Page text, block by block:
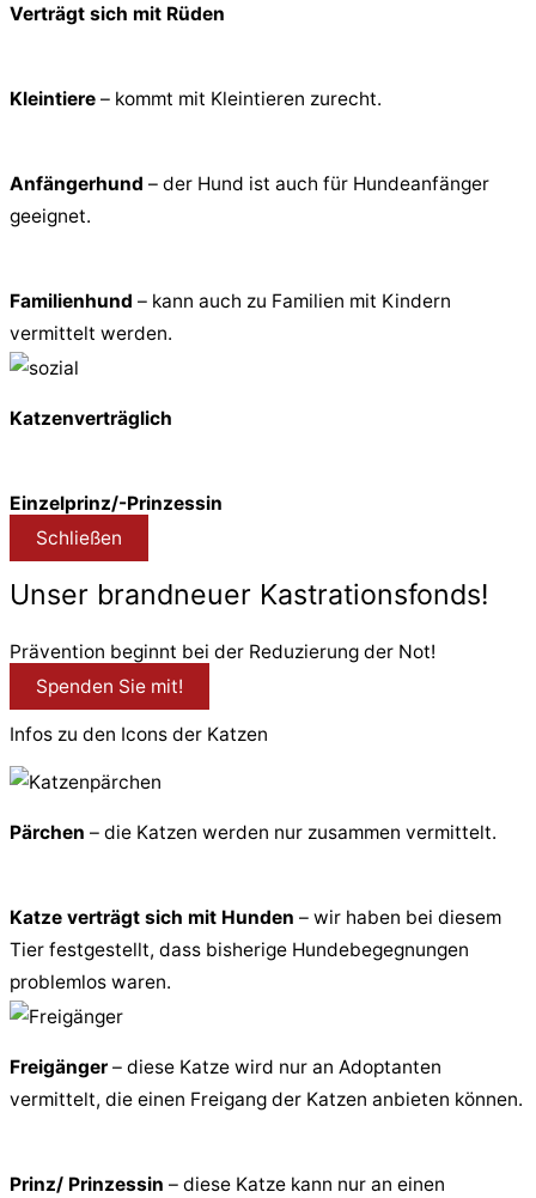
Verträgt sich mit Rüden
Kleintiere – kommt mit Kleintieren zurecht.
Anfängerhund – der Hund ist auch für Hundeanfänger
geeignet.
Familienhund – kann auch zu Familien mit Kindern
vermittelt werden.
Katzenverträglich
Einzelprinz/-Prinzessin
Schließen
Unser brandneuer Kastrationsfonds!
Prävention beginnt bei der Reduzierung der Not!
Spenden Sie mit!
Infos zu den Icons der Katzen
Pärchen – die Katzen werden nur zusammen vermittelt.
Katze verträgt sich mit Hunden – wir haben bei diesem
Tier festgestellt, dass bisherige Hundebegegnungen
problemlos waren.
Freigänger – diese Katze wird nur an Adoptanten
vermittelt, die einen Freigang der Katzen anbieten können.
Prinz/ Prinzessin – diese Katze kann nur an einen